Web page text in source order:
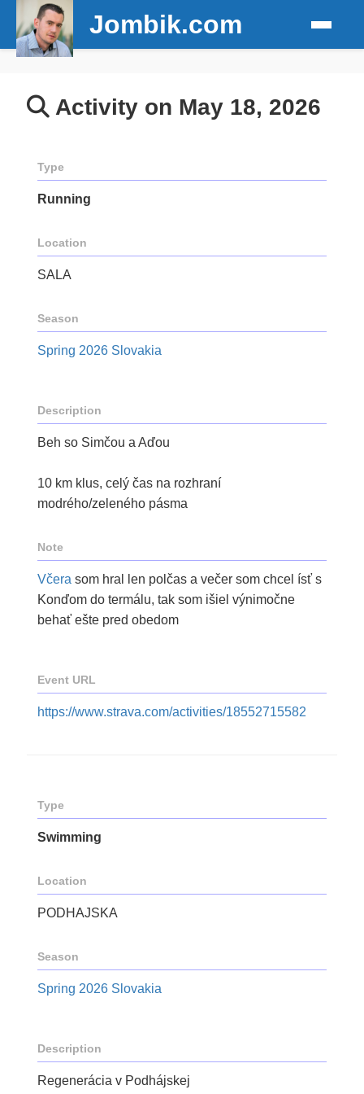
Jombik.com
Activity on May 18, 2026
Type
Running
Location
SALA
Season
Spring 2026 Slovakia
Description
Beh so Simčou a Aďou
10 km klus, celý čas na rozhraní
modrého/zeleného pásma
Note
Včera som hral len polčas a večer som chcel ísť s
Konďom do termálu, tak som išiel výnimočne
behať ešte pred obedom
Event URL
https://www.strava.com/activities/18552715582
Type
Swimming
Location
PODHAJSKA
Season
Spring 2026 Slovakia
Description
Regenerácia v Podhájskej